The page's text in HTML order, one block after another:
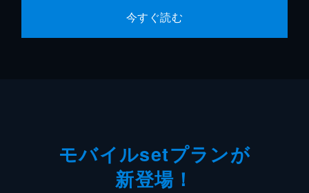
今すぐ読む
モバイルsetプランが
新登場！